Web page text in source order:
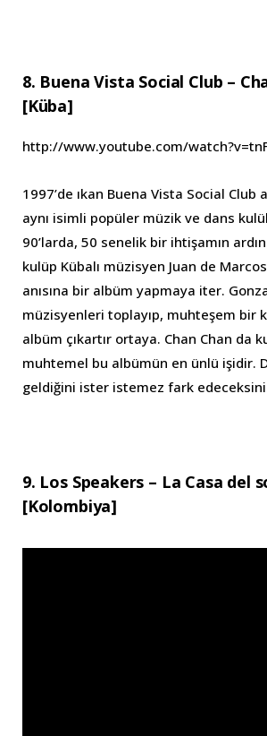
8. Buena Vista Social Club –
[Küba]
http://www.youtube.com/
1997’de ıkan Buena Vista Social Club
aynı isimli popüler müzik ve dans
90’larda, 50 senelik bir ihtişamın
kulüp Kübalı müzisyen Juan de
anısına bir albüm yapmaya iter.
müzisyenleri toplayıp, muhteşem bir
albüm çıkartır ortaya. Chan Chan da
muhtemel bu albümün en ünlü işidir.
geldiğini ister istemez fark
9. Los Speakers – La Casa del
[Kolombiya]